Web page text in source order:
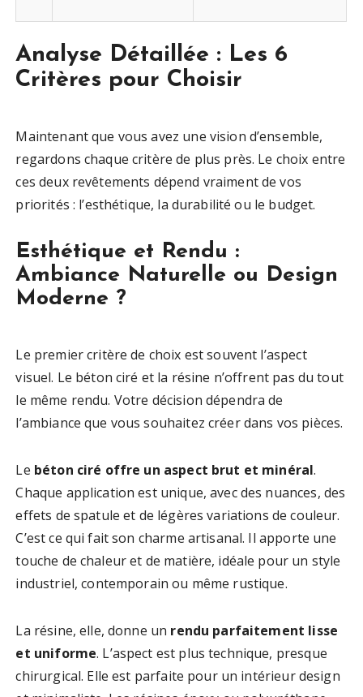
Analyse Détaillée : Les 6
Critères pour Choisir
Maintenant que vous avez une vision d’ensemble,
regardons chaque critère de plus près. Le choix entre
ces deux revêtements dépend vraiment de vos
priorités : l’esthétique, la durabilité ou le budget.
Esthétique et Rendu :
Ambiance Naturelle ou Design
Moderne ?
Le premier critère de choix est souvent l’aspect
visuel. Le béton ciré et la résine n’offrent pas du tout
le même rendu. Votre décision dépendra de
l’ambiance que vous souhaitez créer dans vos pièces.
Le béton ciré offre un aspect brut et minéral.
Chaque application est unique, avec des nuances, des
effets de spatule et de légères variations de couleur.
C’est ce qui fait son charme artisanal. Il apporte une
touche de chaleur et de matière, idéale pour un style
industriel, contemporain ou même rustique.
La résine, elle, donne un rendu parfaitement lisse
et uniforme. L’aspect est plus technique, presque
chirurgical. Elle est parfaite pour un intérieur design